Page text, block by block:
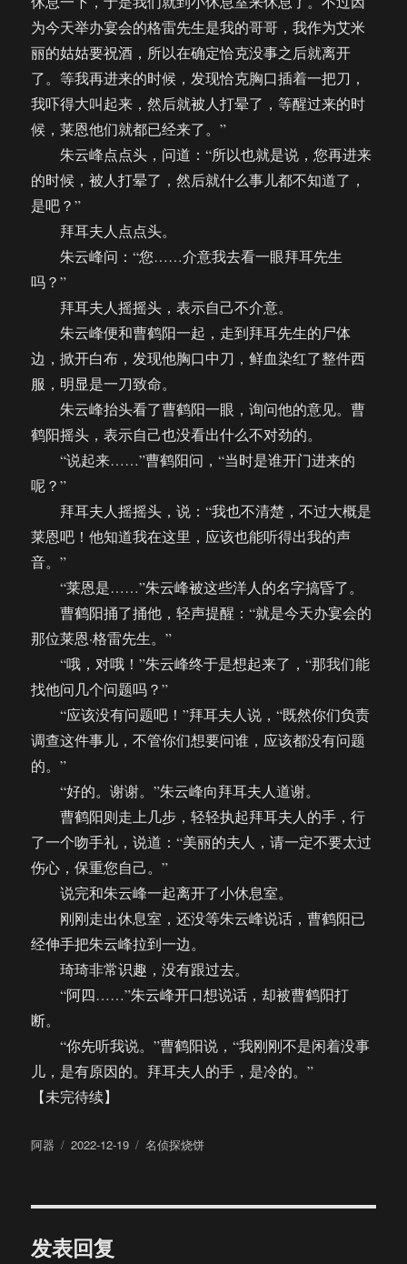
为今天举办宴会的格雷先生是我的哥哥，我作为艾米
丽的姑姑要祝酒，所以在确定恰克没事之后就离开
了。等我再进来的时候，发现恰克胸口插着一把刀，
我吓得大叫起来，然后就被人打晕了，等醒过来的时
候，莱恩他们就都已经来了。”
朱云峰点点头，问道：“所以也就是说，您再进来
的时候，被人打晕了，然后就什么事儿都不知道了，
是吧？”
拜耳夫人点点头。
朱云峰问：“您……介意我去看一眼拜耳先生
吗？”
拜耳夫人摇摇头，表示自己不介意。
朱云峰便和曹鹤阳一起，走到拜耳先生的尸体
边，掀开白布，发现他胸口中刀，鲜血染红了整件西
服，明显是一刀致命。
朱云峰抬头看了曹鹤阳一眼，询问他的意见。曹
鹤阳摇头，表示自己也没看出什么不对劲的。
“说起来……”曹鹤阳问，“当时是谁开门进来的
呢？”
拜耳夫人摇摇头，说：“我也不清楚，不过大概是
莱恩吧！他知道我在这里，应该也能听得出我的声
音。”
“莱恩是……”朱云峰被这些洋人的名字搞昏了。
曹鹤阳捅了捅他，轻声提醒：“就是今天办宴会的
那位莱恩·格雷先生。”
“哦，对哦！”朱云峰终于是想起来了，“那我们能
找他问几个问题吗？”
“应该没有问题吧！”拜耳夫人说，“既然你们负责
调查这件事儿，不管你们想要问谁，应该都没有问题
的。”
“好的。谢谢。”朱云峰向拜耳夫人道谢。
曹鹤阳则走上几步，轻轻执起拜耳夫人的手，行
了一个吻手礼，说道：“美丽的夫人，请一定不要太过
伤心，保重您自己。”
说完和朱云峰一起离开了小休息室。
刚刚走出休息室，还没等朱云峰说话，曹鹤阳已
经伸手把朱云峰拉到一边。
琦琦非常识趣，没有跟过去。
“阿四……”朱云峰开口想说话，却被曹鹤阳打
断。
“你先听我说。”曹鹤阳说，“我刚刚不是闲着没事
儿，是有原因的。拜耳夫人的手，是冷的。”
【未完待续】
作
阿器
发
2022-12-19
分
名侦探烧饼
发表回复